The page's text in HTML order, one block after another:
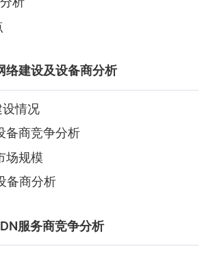
络建设及设备商分析
设情况
备商竞争分析
场规模
备商分析
服务商竞争分析